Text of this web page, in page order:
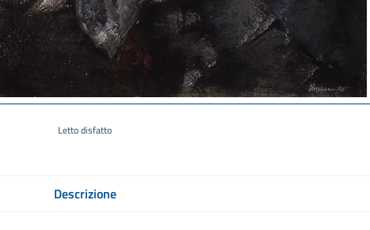
Letto disfatto
Descrizione